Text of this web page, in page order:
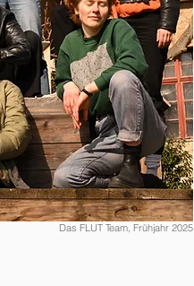
Das FLUT Team, Frühjahr 2025